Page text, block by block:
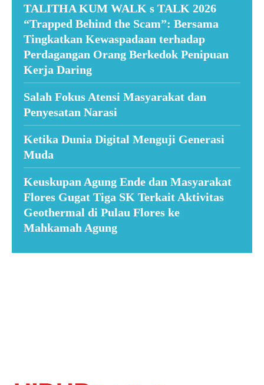
TALITHA KUM WALK s TALK 2026
“Trapped Behind the Scam”: Bersama
Tingkatkan Kewaspadaan terhadap
Perdagangan Orang Berkedok Penipuan
Kerja Daring
Salah Fokus Atensi Masyarakat dan
Penyesatan Narasi
Ketika Dunia Digital Menguji Generasi
Muda
Keuskupan Agung Ende dan Masyarakat
Flores Gugat Tiga SK Terkait Aktivitas
Geothermal di Pulau Flores ke
Mahkamah Agung